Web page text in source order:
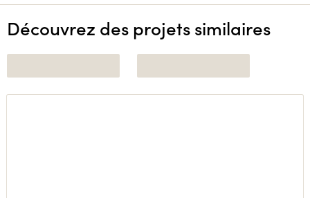
Découvrez des projets similaires